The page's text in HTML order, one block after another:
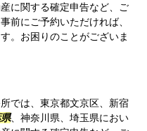
に関する確定申告など、ご
前にご予約いただければ、
。お困りのことがございま
では、東京都文京区、新宿
、神奈川県、埼玉県におい